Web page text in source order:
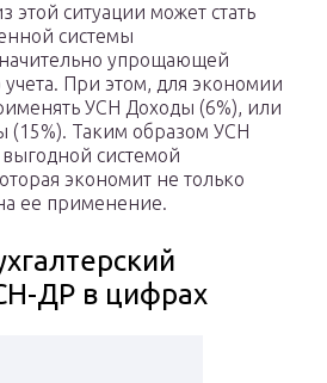
ситуации может стать
системы
упрощающей
При этом, для экономии
УСН Доходы (6%), или
(15%). Таким образом УСН
выгодной системой
экономит не только
ее применение.
ДР в цифрах